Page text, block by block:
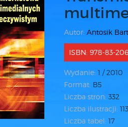
Autor: Antosik
ISBN: 978-83-
Wydanie: 1 / 2010
Format: B5
Liczba stron: 332
Liczba ilustracji:
Liczba tabel: 17